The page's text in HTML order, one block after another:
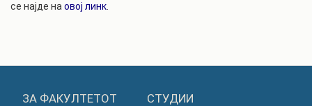
се најде на овој линк
ЗА ФАКУЛТЕТОТ СТУДИИ